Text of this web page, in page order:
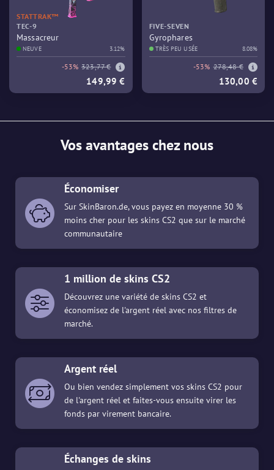
STATTRAK™
TEC-9
Massacreur
NEUVE 3.12%
-53% 323,77 €
149,99 €
FIVE-SEVEN
Gyrophares
TRÈS PEU USÉE 8.08%
-53% 278,48 €
130,00 €
Vos avantages chez nous
Économiser
Sur SkinBaron.de, vous payez en moyenne 30 %
moins cher pour les skins CS2 que sur le marché
communautaire
1 million de skins CS2
Découvrez une variété de skins CS2 et
économisez de l'argent réel avec nos filtres de
marché.
Argent réel
Ou bien vendez simplement vos skins CS2 pour
de l'argent réel et faites-vous ensuite virer les
fonds par virement bancaire.
Échanges de skins